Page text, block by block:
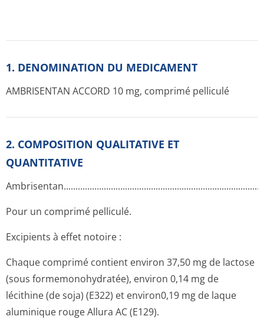
1. DENOMINATION DU MEDICAMENT
AMBRISENTAN ACCORD 10 mg, comprimé pelliculé
2. COMPOSITION QUALITATIVE ET
QUANTITATIVE
Pour un comprimé pelliculé.
Excipients à effet notoire :
Chaque comprimé contient environ 37,50 mg de lactose
(sous formemonohydratée), environ 0,14 mg de
lécithine (de soja) (E322) et environ0,19 mg de laque
aluminique rouge Allura AC (E129).